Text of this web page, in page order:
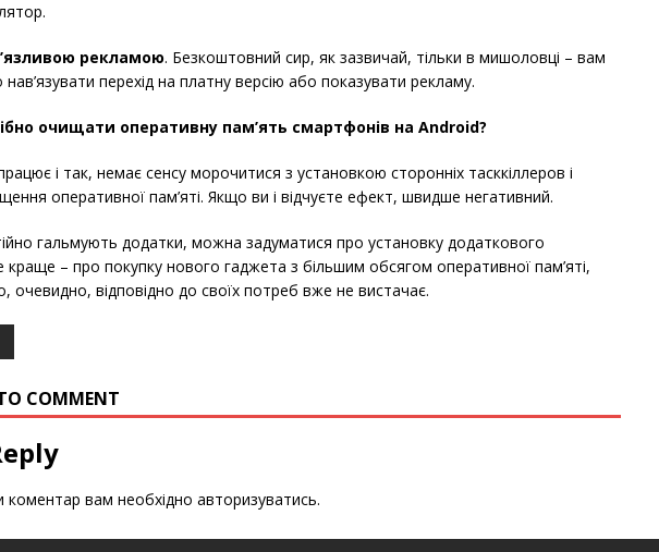
рекламою. Безкоштовний сир, як зазвичай, тільки в мишоловці – вам
нав’язувати перехід на платну версію або показувати рекламу.
очищати оперативну пам’ять смартфонів на Android?
і так, немає сенсу морочитися з установкою сторонніх тасккіллеров і
оперативної пам’яті. Якщо ви і відчуєте ефект, швидше негативний.
гальмують додатки, можна задуматися про установку додаткового
краще – про покупку нового гаджета з більшим обсягом оперативної пам’яті,
відповідно до своїх потреб вже не вистачає.
COMMENT
коментар вам необхідно авторизуватись.